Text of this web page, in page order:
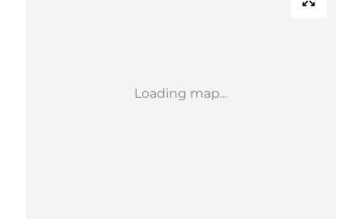
Loading map...